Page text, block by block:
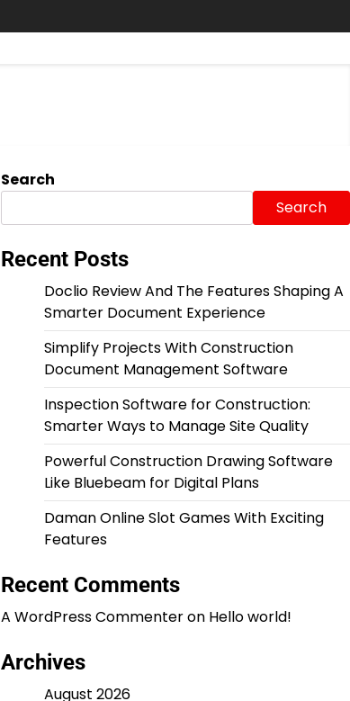
Search
Search
Recent Posts
Doclio Review And The Features Shaping A
Smarter Document Experience
Simplify Projects With Construction
Document Management Software
Inspection Software for Construction:
Smarter Ways to Manage Site Quality
Powerful Construction Drawing Software
Like Bluebeam for Digital Plans
Daman Online Slot Games With Exciting
Features
Recent Comments
A WordPress Commenteron Hello world!
Archives
August 2026